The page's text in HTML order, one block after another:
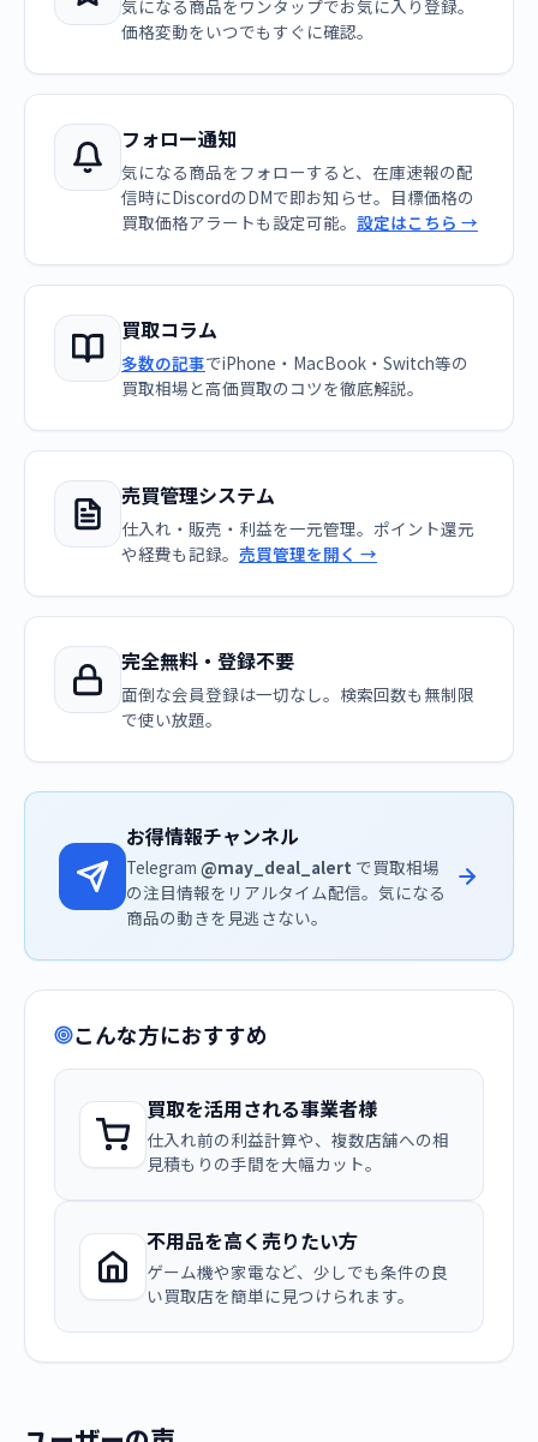
気になる商品をワンタップでお気に入り登録。
価格変動をいつでもすぐに確認。
フォロー通知
気になる商品をフォローすると、在庫速報の配
信時にDiscordのDMで即お知らせ。目標価格の
買取価格アラートも設定可能。 設定はこちら →
買取コラム
多数の記事でiPhone・MacBook・Switch等の
買取相場と高価買取のコツを徹底解説。
売買管理システム
仕入れ・販売・利益を一元管理。ポイント還元
や経費も記録。 売買管理を開く →
完全無料・登録不要
面倒な会員登録は一切なし。検索回数も無制限
で使い放題。
お得情報チャンネル
Telegram @may_deal_alert で買取相場
の注目情報をリアルタイム配信。気になる
商品の動きを見逃さない。
こんな方におすすめ
買取を活用される事業者様
仕入れ前の利益計算や、複数店舗への相
見積もりの手間を大幅カット。
不用品を高く売りたい方
ゲーム機や家電など、少しでも条件の良
い買取店を簡単に見つけられます。